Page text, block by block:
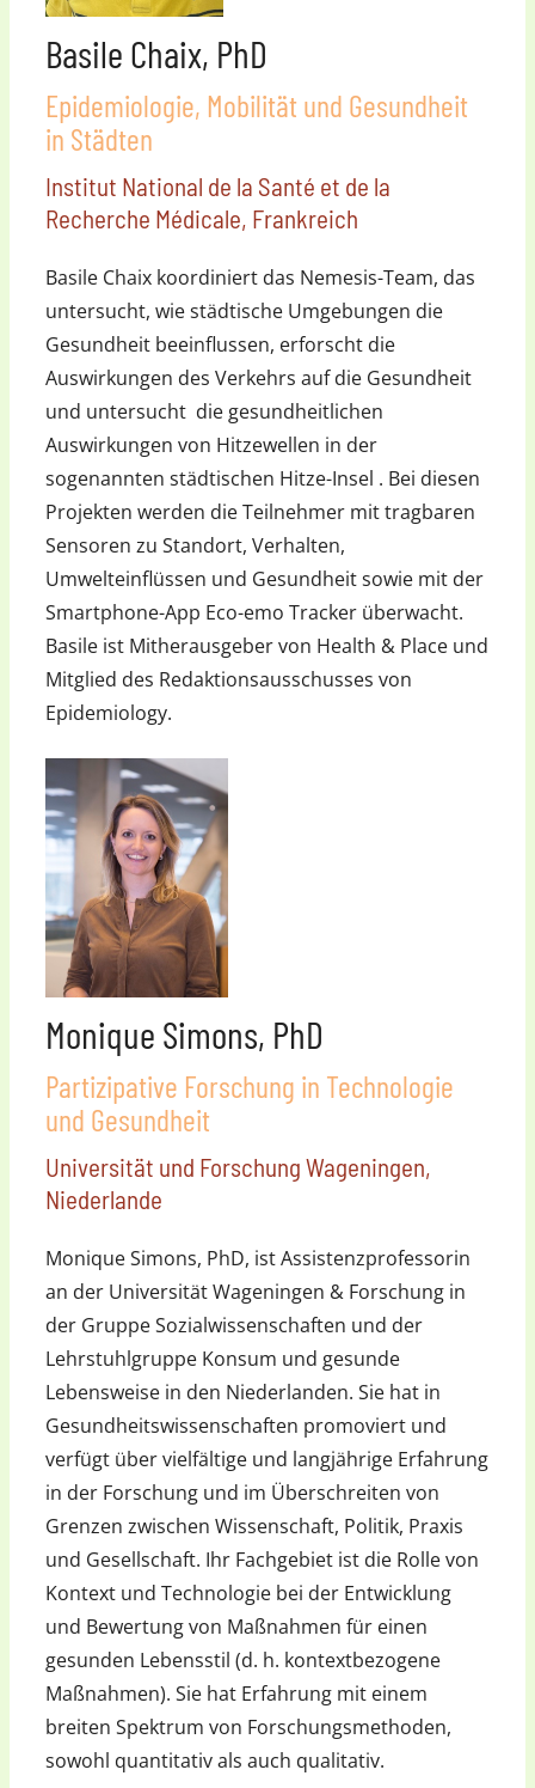
Basile Chaix, PhD
Epidemiologie, Mobilität und Gesundheit
in Städten
Institut National de la Santé et de la
Recherche Médicale, Frankreich
Basile Chaix koordiniert das Nemesis-Team, das
untersucht, wie städtische Umgebungen die
Gesundheit beeinflussen, erforscht die
Auswirkungen des Verkehrs auf die Gesundheit
und untersucht die gesundheitlichen
Auswirkungen von Hitzewellen in der
sogenannten städtischen Hitze-Insel . Bei diesen
Projekten werden die Teilnehmer mit tragbaren
Sensoren zu Standort, Verhalten,
Umwelteinflüssen und Gesundheit sowie mit der
Smartphone-App Eco-emo Tracker überwacht.
Basile ist Mitherausgeber von Health & Place und
Mitglied des Redaktionsausschusses von
Epidemiology.
Monique Simons, PhD
Partizipative Forschung in Technologie
und Gesundheit
Universität und Forschung Wageningen,
Niederlande
Monique Simons, PhD, ist Assistenzprofessorin
an der Universität Wageningen & Forschung in
der Gruppe Sozialwissenschaften und der
Lehrstuhlgruppe Konsum und gesunde
Lebensweise in den Niederlanden. Sie hat in
Gesundheitswissenschaften promoviert und
verfügt über vielfältige und langjährige Erfahrung
in der Forschung und im Überschreiten von
Grenzen zwischen Wissenschaft, Politik, Praxis
und Gesellschaft. Ihr Fachgebiet ist die Rolle von
Kontext und Technologie bei der Entwicklung
und Bewertung von Maßnahmen für einen
gesunden Lebensstil (d. h. kontextbezogene
Maßnahmen). Sie hat Erfahrung mit einem
breiten Spektrum von Forschungsmethoden,
sowohl quantitativ als auch qualitativ.